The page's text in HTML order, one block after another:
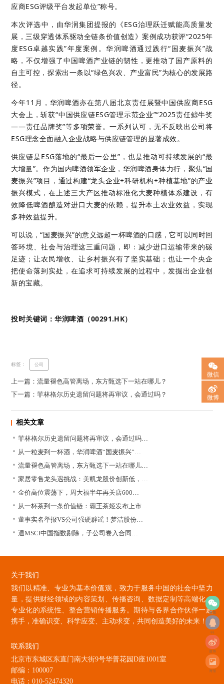
微信
qq
微博
海报
应商ESG评级平台发起单位”称号。
本次评选中，由华润集团提报的《ESG治理跃迁赋能高质量发
展，三级穿透体系驱动全链条价值创造》案例成功获评“2025年
度ESG卓越实践”年度案例。华润啤酒通过践行“国麦振兴”战
略，不仅增强了中国啤酒产业链的韧性，更推动了国产原料的
自主可控，探索出一条以“绿色兴农、产业富民”为核心的发展路
径。
今年11月，华润啤酒亦在第八届北京责任展暨中国供应商ESG
大会上，斩获“中国供应链ESG管理示范企业”“2025责任鲸牛奖
——责任品牌奖”等多项荣誉。一系列认可，无不反映出公司将
ESG理念全面融入企业战略与供应链管理的显著成效。
供应链是ESG落地的“最后一公里”，也是推动可持续发展的“最
大增量”。作为国内啤酒领军企业，华润啤酒身体力行，聚焦“国
麦振兴”项目，通过构建“龙头企业+科研机构+种植基地”的产业
振兴模式，在上述三大产区推动标准化大麦种植体系建设，有
效降低啤酒酿造对进口大麦的依赖，提升本土农业效益，实现
多种效益提升。
可以说，“国麦振兴”的意义远超一杯啤酒的口感，它可以同时回
答环境、社会与治理这三重问题，即：减少进口运输带来的碳
足迹；让农民增收、让乡村振兴有了坚实基础；也让一个央企
把使命落到实处，在追求可持续发展的过程中，发掘出企业创
新的宝藏。
投时关键词：华润啤酒（00291.HK）
标签： 公司
上一篇：流量褪色高管离场，东方甄选下一站在哪儿？
下一篇：菲林格尔历史遗留问题将再审议，会通过吗？
相关文章
菲林格尔历史遗留问题将再审议，会通过吗…
从一粒麦到一杯酒，华润啤酒“国麦振兴”…
流量褪色高管离场，东方甄选下一站在哪儿…
家居零售龙头遇挑战：美凯龙股价创新低，…
金价高位震荡下，周大福半年再关店600…
从一杯茶到一条价值链：霸王茶姬发布上市…
董事实名举报VS公司强硬辟谣！梦洁股份…
遭MSCI中国指数剔除，子公司卷入合同…
关于我们
我们以精准、专业为基本价值观，致力于服务中国的社会中坚力
量，提供财经领域的内容策划、传播咨询、数据定制等高端化、
专业化的系统性、整合营销传播服务。期待与各界合作伙伴一起
携手，准确识变、科学应变、主动求变，共同创造美好的未来！
联系我们
北京市东城区东直门南大街9号华普花园D座1001室
邮编：100007
电话：010-52474320
微信
微博